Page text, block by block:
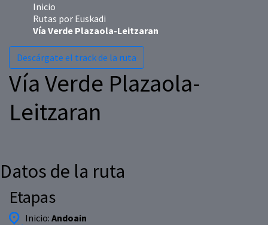
Inicio
Rutas por Euskadi
Vía Verde Plazaola-Leitzaran
Descárgate el track de la ruta
Vía Verde Plazaola-
Leitzaran
Datos de la ruta
Etapas
Inicio: Andoain